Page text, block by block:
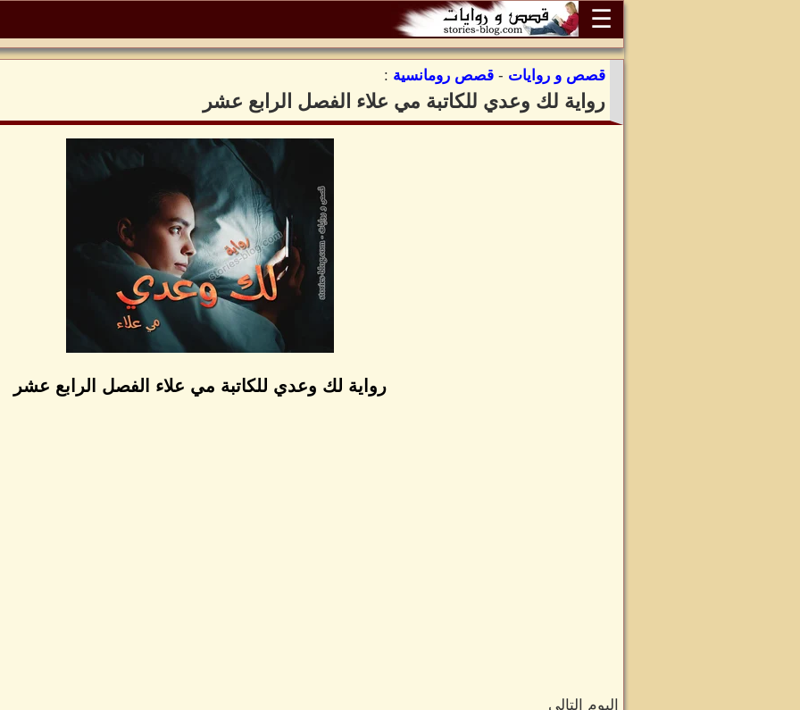
☰
قصص و روايات - قصص رومانسية :
رواية لك وعدي للكاتبة مي علاء الفصل الرابع عشر
رواية لك وعدي للكاتبة مي علاء الفصل الرابع عشر
اليوم التالي